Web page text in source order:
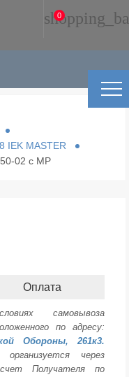
0
IEK MASTER
02 с МР
Оплата
самовывоза
по адресу:
Обороны, 261к3.
через
Получателя по